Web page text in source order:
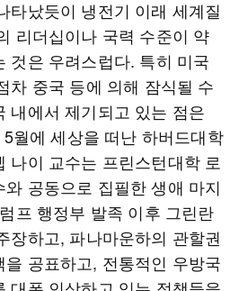
타났듯이 냉전기 이래 세계질
리더십이나 국력 수준이 약
것은 우려스럽다. 특히 미국
차 중국 등에 의해 잠식될 수
내에서 제기되고 있는 점은
월에 세상을 떠난 하버드대학
나이 교수는 프린스턴대학 로
공동으로 집필한 생애 마지
프 행정부 발족 이후 그린란
장하고, 파나마운하의 관할권
공표하고, 전통적인 우방국